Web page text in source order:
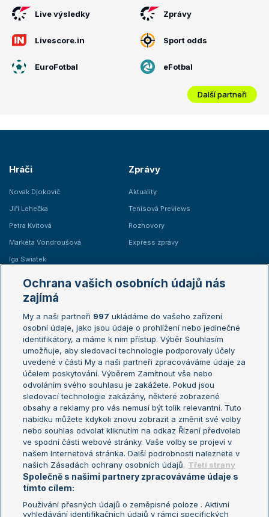
Live výsledky Zprávy
Livescore.in Sport odds
EuroFotbal eFotbal
Další partneři
Hráči
Novak Djokovič
Jiří Lehečka
Petra Kvitová
Markéta Vondroušová
Iga Swiatek
Zprávy
Aktuality
Tenisová Previews
Rozhovory
Express zprávy
Žebříčky
Žebříček ATP (muži)
Žebříček WTA (ženy)
Sázkařský žebříček
Australian Open
French Open
Wimbledon
US Open
Turnaj mistrů
Turnaj mistryň
Aktualní trendy
Fotbalové přestupy
Livesport Daily
LS Prague Open
Ochrana vašich osobních údajů nás
zajímá
My a naši partneři 997 ukládáme do vašeho zařízení
osobní údaje, jako jsou údaje o prohlížení nebo jedinečné
identifikátory, a máme k nim přístup. Výběr Souhlasím
umožňuje, aby sledovací technologie podporovaly účely
uvedené v části My a naši partneři zpracováváme údaje za
účelem poskytování. Výběrem Zamítnout vše nebo
odvoláním svého souhlasu je zakážete. Pokud jsou
sledovací technologie zakázány, některé zobrazené
obsahy a reklamy pro vás nemusí být tolik relevantní. Tuto
nabídku můžete kdykoli znovu zobrazit a změnit své volby
nebo souhlas odvolat kliknutím na odkaz Řízení předvoleb
ve spodní části webové stránky. Vaše volby se projeví v
našem Internetová stránka. Další podrobnosti naleznete v
našich Zásadách ochrany osobních údajů. Třetí strany
Společně s našimi partnery zpracováváme údaje s
tímto cílem:
Používání přesných údajů o zeměpisné poloze . Aktivní
vyhledávání identifikačních údajů v rámci specifických